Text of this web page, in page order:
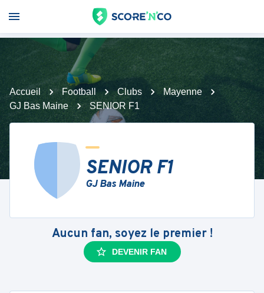
Accueil Football Clubs
Mayenne
GJ Bas Maine
SENIOR F1
SENIOR F1
GJ Bas Maine
Aucun fan, soyez le premier !
DEVENIR FAN